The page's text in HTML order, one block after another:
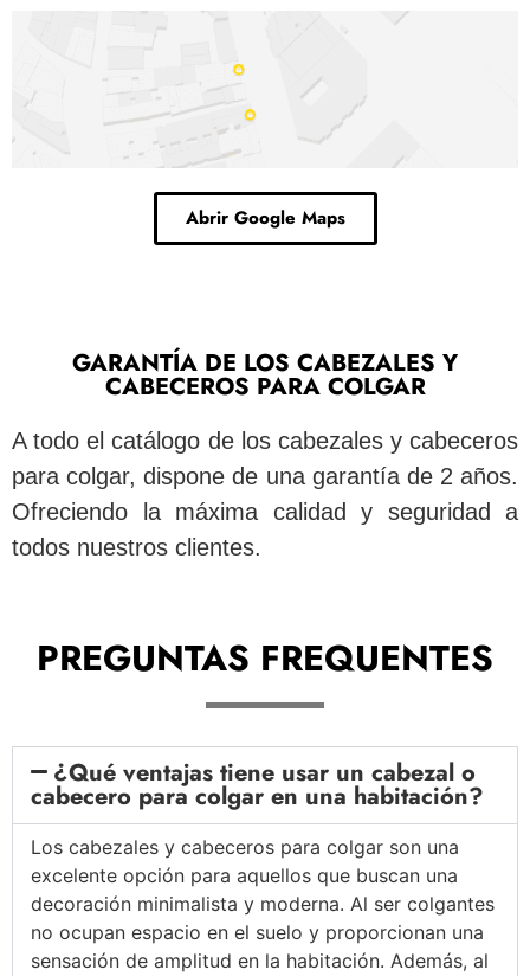
Abrir Google Maps
GARANTÍA DE LOS CABEZALES Y
CABECEROS PARA COLGAR
A todo el catálogo de los cabezales y cabeceros
para colgar, dispone de una garantía de 2 años.
Ofreciendo la máxima calidad y seguridad a
todos nuestros clientes.
PREGUNTAS FREQUENTES
¿Qué ventajas tiene usar un cabezal o
cabecero para colgar en una habitación?
Los cabezales y cabeceros para colgar son una
excelente opción para aquellos que buscan una
decoración minimalista y moderna. Al ser colgantes
no ocupan espacio en el suelo y proporcionan una
sensación de amplitud en la habitación. Además, al